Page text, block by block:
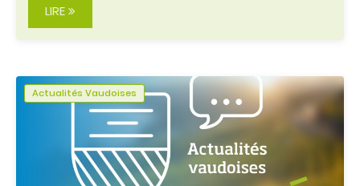
LIRE
Actualités Vaudoises